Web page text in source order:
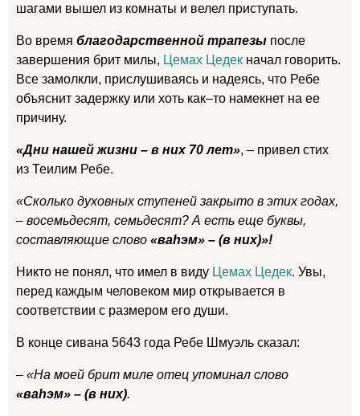
шагами вышел из комнаты и велел приступать.
Во время благодарственной трапезы после
завершения брит милы, Цемах Цедек начал говорить.
Все замолкли, прислушиваясь и надеясь, что Ребе
объяснит задержку или хоть как–то намекнет на ее
причину.
«Дни нашей жизни – в них 70 лет», – привел стих
из Теилим Ребе.
«Сколько духовных ступеней закрыто в этих годах,
– восемьдесят, семьдесят? А есть еще буквы,
составляющие слово «ваhэм» – (в них)»!
Никто не понял, что имел в виду Цемах Цедек. Увы,
перед каждым человеком мир открывается в
соответствии с размером его души.
В конце сивана 5643 года Ребе Шмуэль сказал:
– «На моей брит миле отец упоминал слово
«ваhэм» – (в них).